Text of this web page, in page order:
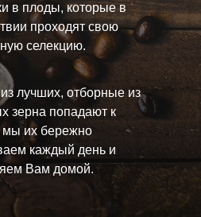
в плоды, которые в
проходят свою
селекцию.
лучших, отборные из
зерна попадают к
мы их бережно
каждый день и
Вам домой.